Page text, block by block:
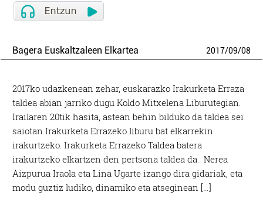
Bagera Euskaltzaleen Elkartea 2017/09/08
2017ko udazkenean zehar, euskarazko Irakurketa Erraza
taldea abian jarriko dugu Koldo Mitxelena Liburutegian.
Irailaren 20tik hasita, astean behin bilduko da taldea sei
saiotan Irakurketa Errazeko liburu bat elkarrekin
irakurtzeko. Irakurketa Errazeko Taldea batera
irakurtzeko elkartzen den pertsona taldea da. Nerea
Aizpurua Iraola eta Lina Ugarte izango dira gidariak, eta
modu guztiz ludiko, dinamiko eta atseginean […]